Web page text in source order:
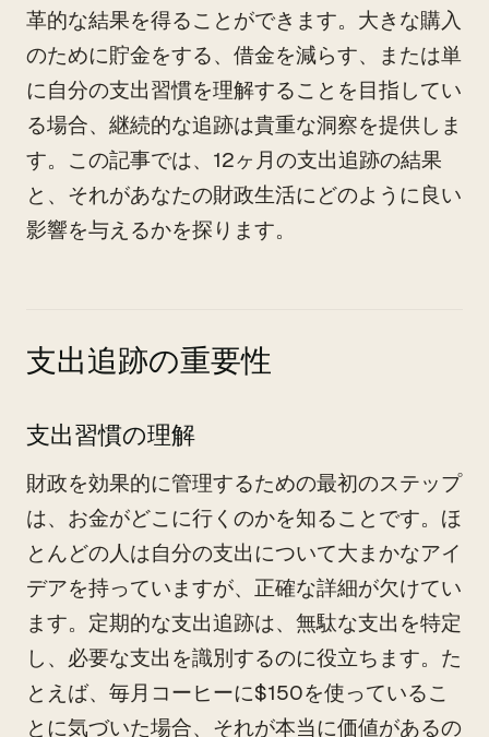
革的な結果を得ることができます。大きな購入
のために貯金をする、借金を減らす、または単
に自分の支出習慣を理解することを目指してい
る場合、継続的な追跡は貴重な洞察を提供しま
す。この記事では、12ヶ月の支出追跡の結果
と、それがあなたの財政生活にどのように良い
影響を与えるかを探ります。
支出追跡の重要性
支出習慣の理解
財政を効果的に管理するための最初のステップ
は、お金がどこに行くのかを知ることです。ほ
とんどの人は自分の支出について大まかなアイ
デアを持っていますが、正確な詳細が欠けてい
ます。定期的な支出追跡は、無駄な支出を特定
し、必要な支出を識別するのに役立ちます。た
とえば、毎月コーヒーに$150を使っているこ
とに気づいた場合、それが本当に価値があるの